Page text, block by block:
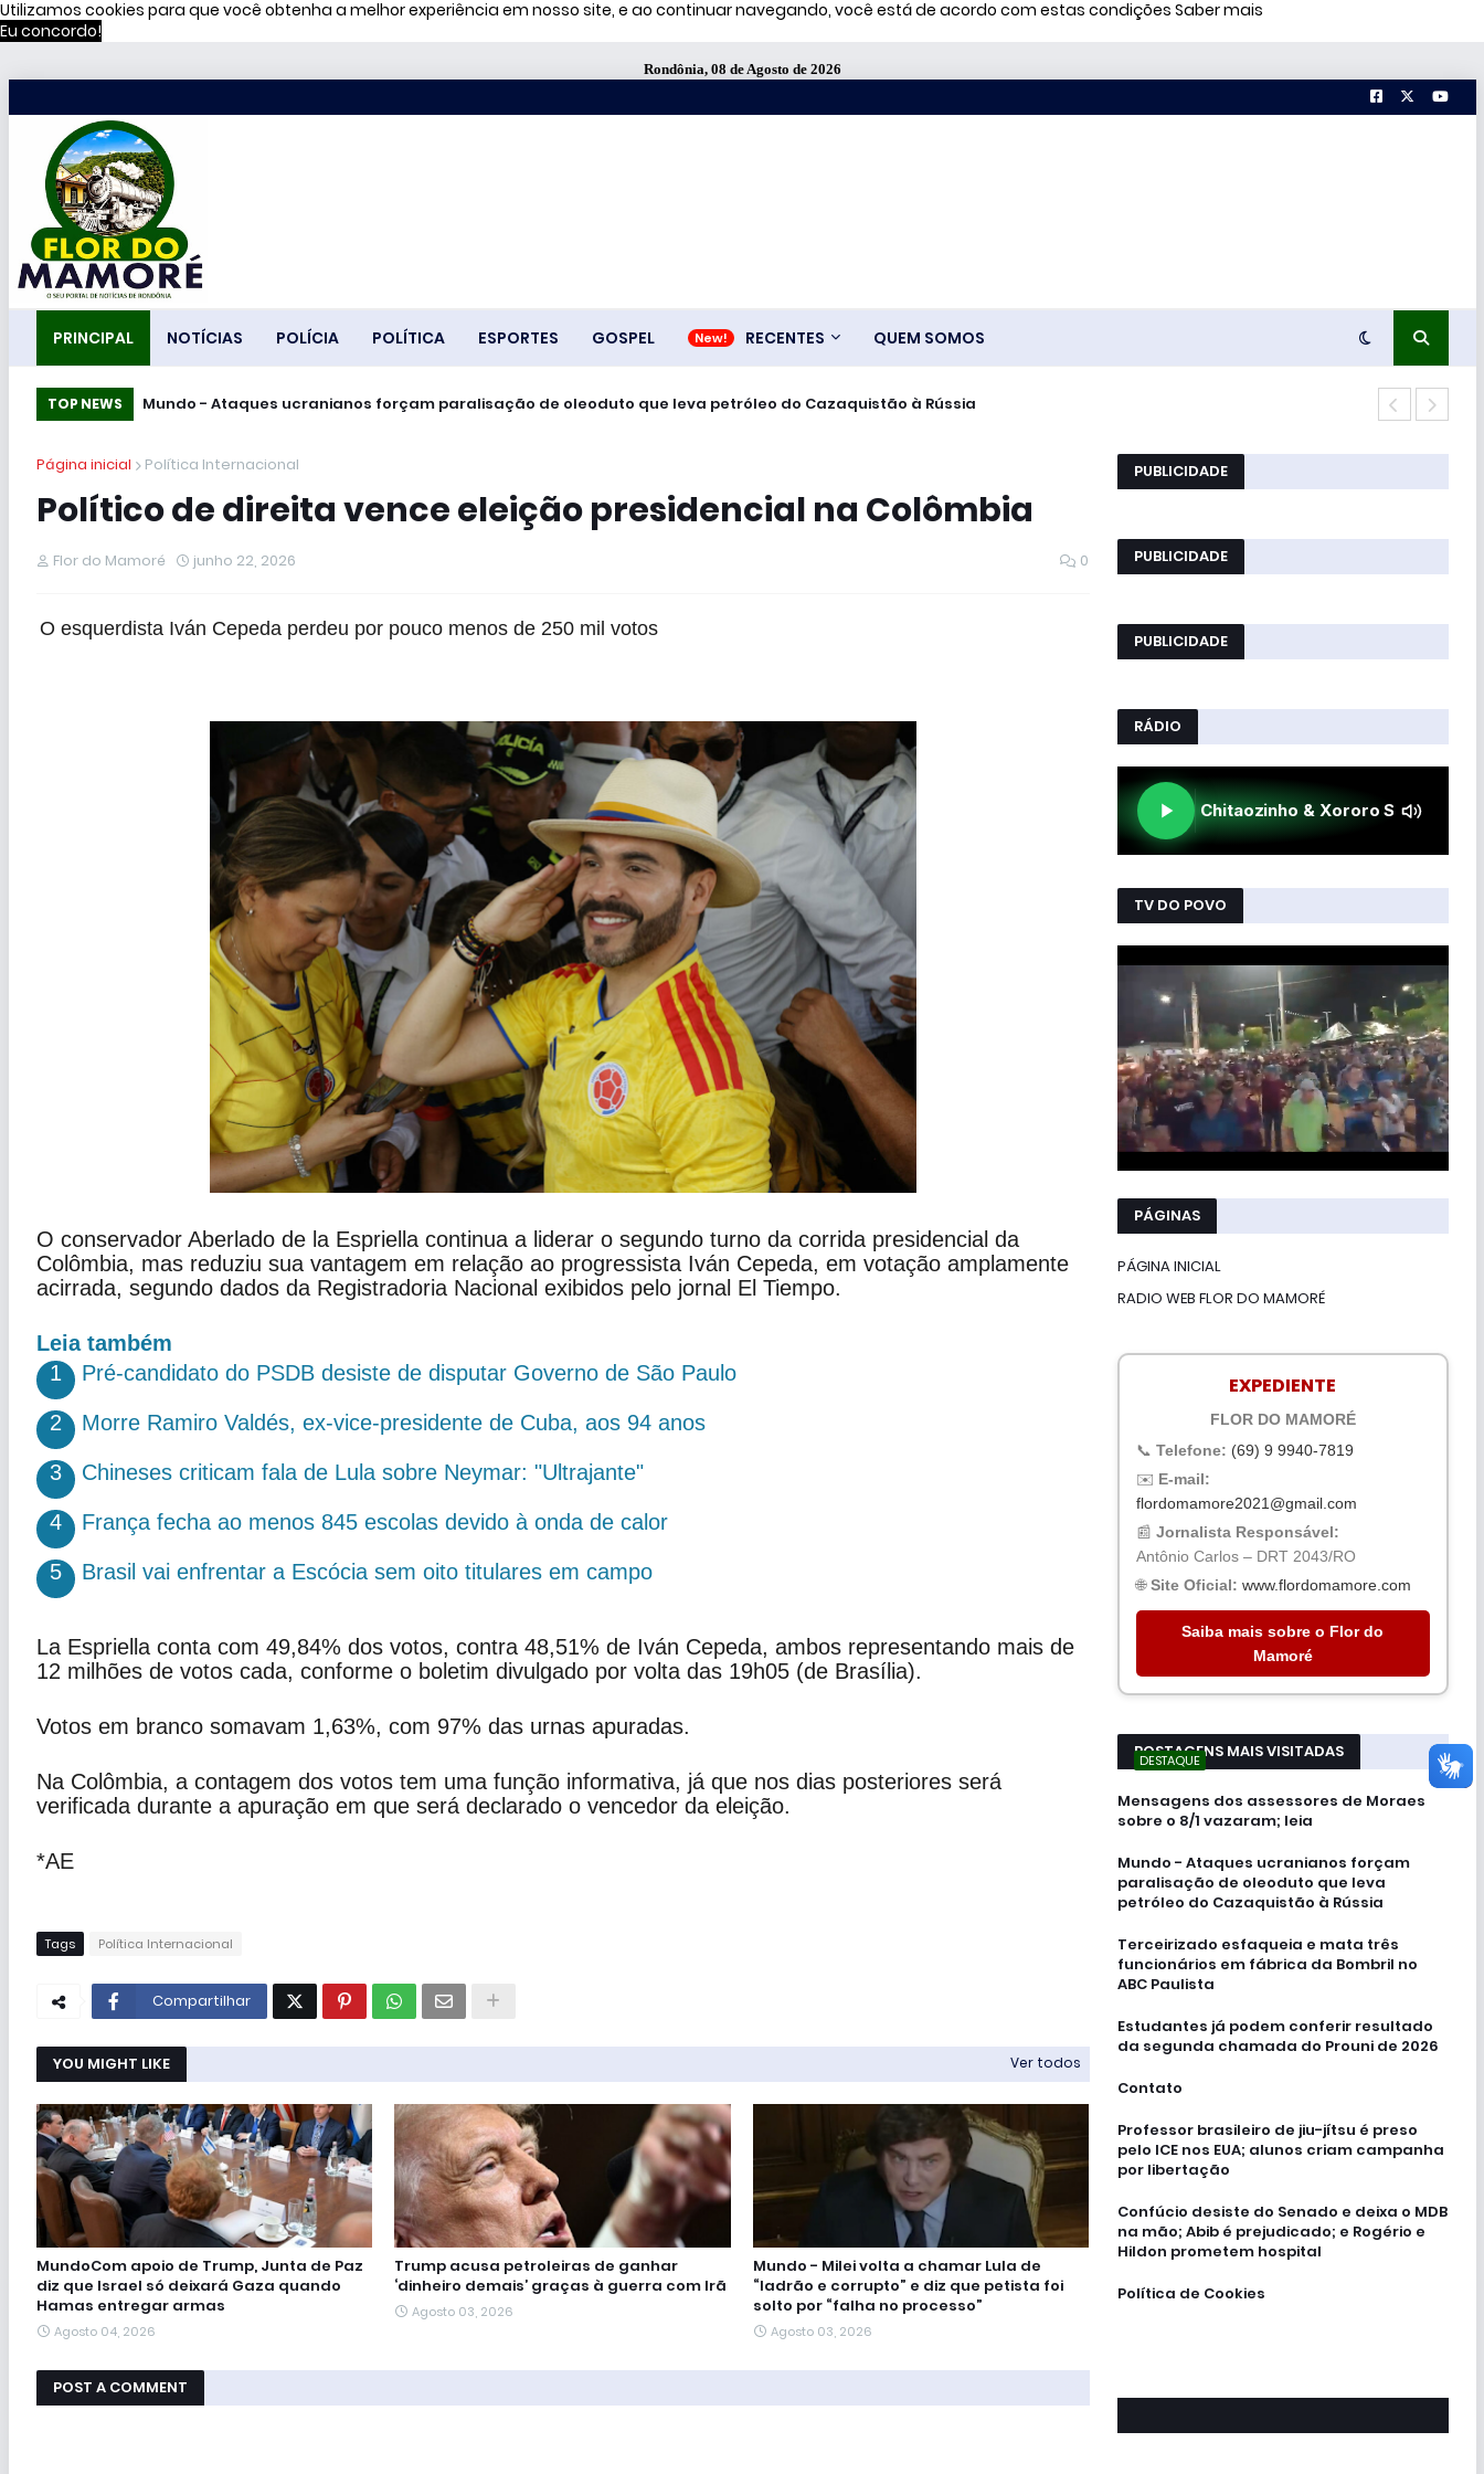
Utilizamos cookies para que você obtenha a melhor experiência em nosso site, e ao continuar navegando, você está de acordo com estas condições Saber mais
Eu concordo!
Rondônia, 08 de Agosto de 2026
PRINCIPAL NOTÍCIAS POLÍCIA POLÍTICA ESPORTES GOSPEL RECENTES QUEM SOMOS
TOP NEWS Mundo - Ataques ucranianos forçam paralisação de oleoduto que leva petróleo do Cazaquistão à Rússia
Página inicial Política Internacional
Político de direita vence eleição presidencial na Colômbia
Flor do Mamoré junho 22, 2026 0
O esquerdista Iván Cepeda perdeu por pouco menos de 250 mil votos
O conservador Aberlado de la Espriella continua a liderar o segundo turno da corrida presidencial da
Colômbia, mas reduziu sua vantagem em relação ao progressista Iván Cepeda, em votação amplamente
acirrada, segundo dados da Registradoria Nacional exibidos pelo jornal El Tiempo.
Leia também
1
Pré-candidato do PSDB desiste de disputar Governo de São Paulo
2 Morre Ramiro Valdés, ex-vice-presidente de Cuba, aos 94 anos
3 Chineses criticam fala de Lula sobre Neymar: "Ultrajante"
4 França fecha ao menos 845 escolas devido à onda de calor
5 Brasil vai enfrentar a Escócia sem oito titulares em campo
La Espriella conta com 49,84% dos votos, contra 48,51% de Iván Cepeda, ambos representando mais de
12 milhões de votos cada, conforme o boletim divulgado por volta das 19h05 (de Brasília).
Votos em branco somavam 1,63%, com 97% das urnas apuradas.
Na Colômbia, a contagem dos votos tem uma função informativa, já que nos dias posteriores será
verificada durante a apuração em que será declarado o vencedor da eleição.
*AE
Tags Política Internacional
Compartilhar
YOU MIGHT LIKE Ver todos
MundoCom apoio de Trump, Junta de Paz
diz que Israel só deixará Gaza quando
Hamas entregar armas
Agosto 04, 2026
Trump acusa petroleiras de ganhar
‘dinheiro demais’ graças à guerra com Irã
Agosto 03, 2026
Mundo - Milei volta a chamar Lula de
“ladrão e corrupto” e diz que petista foi
solto por “falha no processo”
Agosto 03, 2026
POST A COMMENT
PUBLICIDADE
PUBLICIDADE
PUBLICIDADE
RÁDIO
TV DO POVO
PÁGINAS
PÁGINA INICIAL
RADIO WEB FLOR DO MAMORÉ
EXPEDIENTE
FLOR DO MAMORÉ
📞 Telefone: (69) 9 9940-7819
✉️ E-mail:
flordomamore2021@gmail.com
📰 Jornalista Responsável:
Antônio Carlos – DRT 2043/RO
🌐Site Oficial: www.flordomamore.com
Saiba mais sobre o Flor do
Mamoré
POSTAGENS MAIS VISITADAS
DESTAQUE
Mensagens dos assessores de Moraes
sobre o 8/1 vazaram; leia
Mundo - Ataques ucranianos forçam
paralisação de oleoduto que leva
petróleo do Cazaquistão à Rússia
Terceirizado esfaqueia e mata três
funcionários em fábrica da Bombril no
ABC Paulista
Estudantes já podem conferir resultado
da segunda chamada do Prouni de 2026
Contato
Professor brasileiro de jiu-jítsu é preso
pelo ICE nos EUA; alunos criam campanha
por libertação
Confúcio desiste do Senado e deixa o MDB
na mão; Abib é prejudicado; e Rogério e
Hildon prometem hospital
Política de Cookies